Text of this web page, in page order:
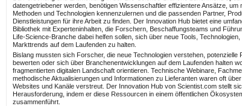
datengetriebener werden, benötigen Wissenschaftler effizientere Ansätze, um
Methoden und Technologien kennenzulernen und die passenden Partner,
Dienstleistungen für ihre Arbeit zu finden. Der Innovation Hub bietet eine
Bibliothek mit Experteninhalten, die Forschern, Beschaffungsteams und
Life-Science-Branche dabei helfen sollen, sich über neue Tools,
Markttrends auf dem Laufenden zu halten.
Bislang mussten sich Forscher, die neue Technologien verstehen, potenzielle
bewerten oder sich über Branchenentwicklungen auf dem Laufenden halten
fragmentierten digitalen Landschaft orientieren. Technische Webinare,
methodische Aktualisierungen und Informationen zu Lieferanten waren oft
Websites und Kanäle verstreut. Der Innovation Hub von Scientist.com stellt
Herausforderung, indem er diese Ressourcen in einem öffentlichen
zusammenführt.